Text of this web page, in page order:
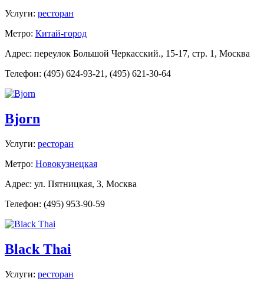
Услуги: ресторан
Метро: Китай-город
Адрес: переулок Большой Черкасский., 15-17, стр. 1, Москва
Телефон: (495) 624-93-21, (495) 621-30-64
Bjorn
Услуги: ресторан
Метро: Новокузнецкая
Адрес: ул. Пятницкая, 3, Москва
Телефон: (495) 953-90-59
Black Thai
Услуги: ресторан